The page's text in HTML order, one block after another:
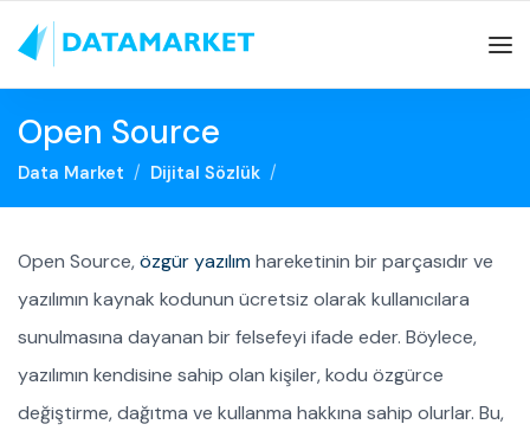
Open Source
Data Market Dijital Sözlük
Open Source,özgür yazılımhareketinin bir parçasıdır ve
yazılımın kaynak kodunun ücretsiz olarak kullanıcılara
sunulmasına dayanan bir felsefeyi ifade eder. Böylece,
yazılımın kendisine sahip olan kişiler, kodu özgürce
değiştirme, dağıtma ve kullanma hakkına sahip olurlar. Bu,